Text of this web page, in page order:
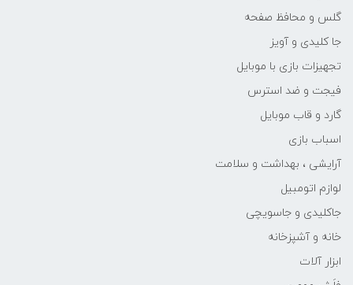
گلس و محافظ صفحه
جا کلیدی و آویز
تجهیزات بازی با موبایل
فیجت و ضد استرس
گارد و قاب موبایل
اسباب بازی
آرایشی ، بهداشت و سلامت
لوازم اتومبیل
جاکلیدی و جاسویچی
خانه و آشپزخانه
ابزار آلات